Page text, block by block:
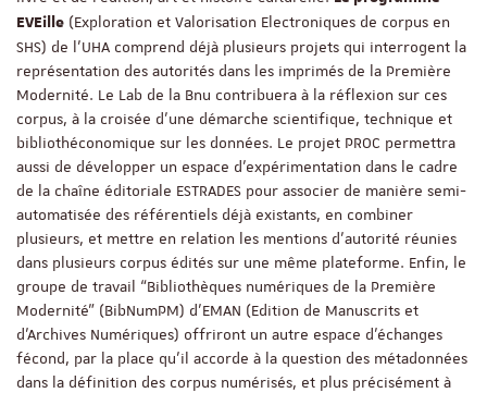
EVEille (Exploration et Valorisation Electroniques de corpus en
SHS) de l’UHA comprend déjà plusieurs projets qui interrogent la
représentation des autorités dans les imprimés de la Première
Modernité. Le Lab de la Bnu contribuera à la réflexion sur ces
corpus, à la croisée d’une démarche scientifique, technique et
bibliothéconomique sur les données. Le projet PROC permettra
aussi de développer un espace d’expérimentation dans le cadre
de la chaîne éditoriale ESTRADES pour associer de manière semi-
automatisée des référentiels déjà existants, en combiner
plusieurs, et mettre en relation les mentions d’autorité réunies
dans plusieurs corpus édités sur une même plateforme. Enfin, le
groupe de travail “Bibliothèques numériques de la Première
Modernité” (BibNumPM) d’EMAN (Edition de Manuscrits et
d’Archives Numériques) offriront un autre espace d’échanges
fécond, par la place qu’il accorde à la question des métadonnées
dans la définition des corpus numérisés, et plus précisément à